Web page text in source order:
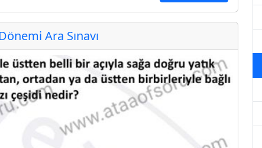
Ara Sınavı